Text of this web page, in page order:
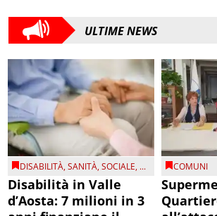
ULTIME NEWS
DISABILITÀ,SANITÀ,SOCIALE, ...
Disabilità in Valle
d’Aosta: 7 milioni in 3
COMUNI